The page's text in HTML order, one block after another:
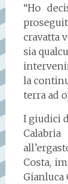
“Ho
cravatta
sia
la
terra ad
I giudici
Costa,
Gianluca